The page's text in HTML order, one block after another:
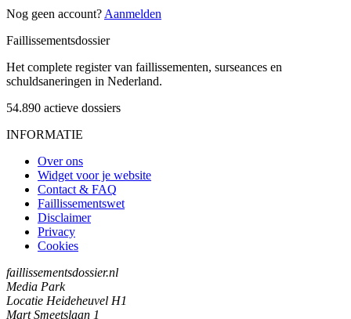
Nog geen account? Aanmelden
Faillissementsdossier
Het complete register van faillissementen, surseances en
schuldsaneringen in Nederland.
54.890 actieve dossiers
INFORMATIE
Over ons
Widget voor je website
Contact & FAQ
Faillissementswet
Disclaimer
Privacy
Cookies
faillissementsdossier.nl
Media Park
Locatie Heideheuvel H1
Mart Smeetslaan 1